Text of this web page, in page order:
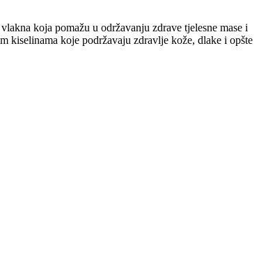
koja pomažu u održavanju zdrave tjelesne mase i
kiselinama koje podržavaju zdravlje kože, dlake i opšte